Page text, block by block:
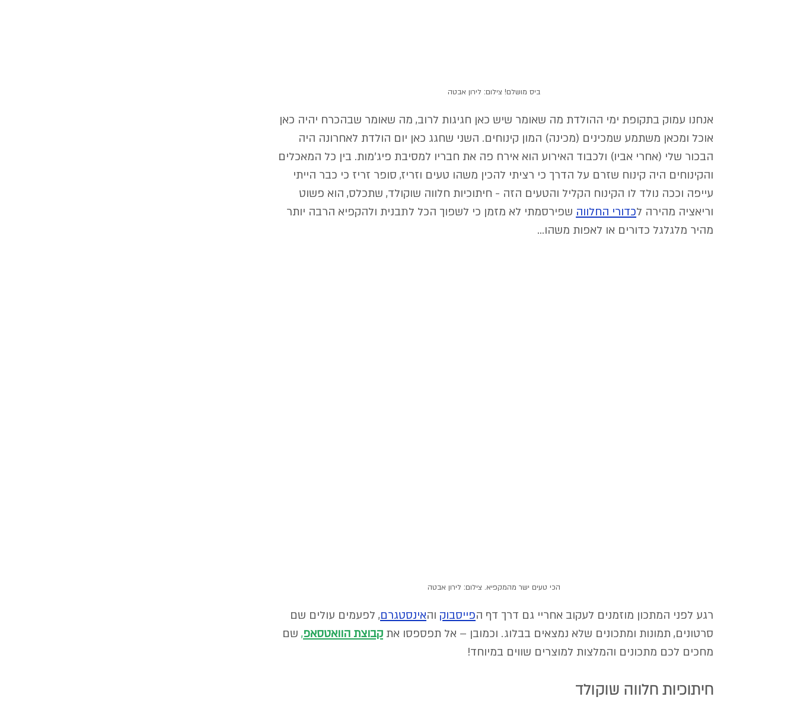
ביס מושלם! צילום: לירון אבטה
אנחנו עמוק בתקופת ימי ההולדת מה שאומר שיש כאן חגיגות לרוב, מה שאומר שבהכרח יהיה כאן
אוכל ומכאן משתמע שמכינים (מכינה) המון קינוחים. השני שחגג כאן יום הולדת לאחרונה היה
הבכור שלי (אחרי אביו) ולכבוד האירוע הוא אירח פה את חבריו למסיבת פיג'מות. בין כל המאכלים
והקינוחים היה קינוח שזרם על הדרך כי רציתי להכין משהו טעים וזריז, סופר זריז כי כבר הייתי
עייפה וככה נולד לו הקינוח הקליל והטעים הזה - חיתוכיות חלווה שוקולד, שתכלס, הוא פשוט
וריאציה מהירה לכדורי החלווה שפירסמתי לא מזמן כי לשפוך הכל לתבנית ולהקפיא הרבה יותר
מהיר מלגלגל כדורים או לאפות משהו...
הכי טעים ישר מהמקפיא. צילום: לירון אבטה
רגע לפני המתכון מוזמנים לעקוב אחריי גם דרך דף הפייסבוק והאינסטגרם, לפעמים עולים שם
סרטונים, תמונות ומתכונים שלא נמצאים בבלוג. וכמובן – אל תפספסו את קבוצת הוואטסאפ, שם
מחכים לכם מתכונים והמלצות למוצרים שווים במיוחד!
חיתוכיות חלווה שוקולד